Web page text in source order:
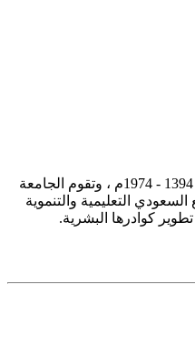
تأسست جامعة الإمام محمد بن سعود الإسلامية ممثلة في كلية الشريعة في سنة 1373هـ 1953م، وتطورت منذ ذلك الحين بصورة جذرية حتى أصبحت جامعة في عام 1394 - 1974م ، وتقوم الجامعة
التعليمية والتنموية
كوادرها البشرية.